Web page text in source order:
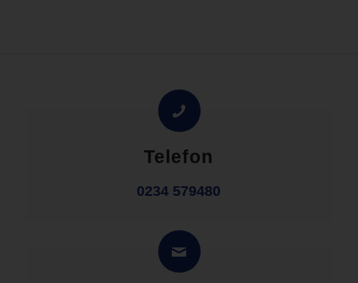
Telefon
0234 579480